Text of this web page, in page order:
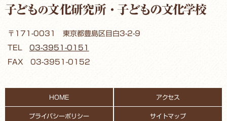
〒171-0031 東京都豊島区目白3-2-9
TEL 03-3951-0151
FAX 03-3951-0152
HOME アクセス
プライバシーポリシー サイトマップ